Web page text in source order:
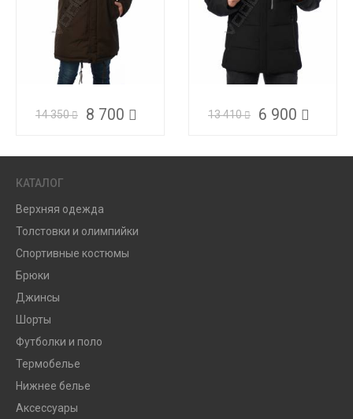
14 350 8 700 13 410 6 900
КАТАЛОГ
Верхняя одежда
Толстовки и олимпийки
Спортивные костюмы
Брюки
Джинсы
Шорты
Футболки и поло
Термобелье
Нижнее белье
Аксессуары